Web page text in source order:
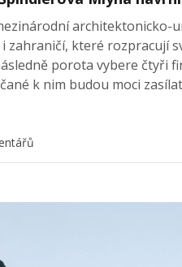
architektonicko-
zahraničí, které rozpracují
porota vybere čtyři
k nim budou moci